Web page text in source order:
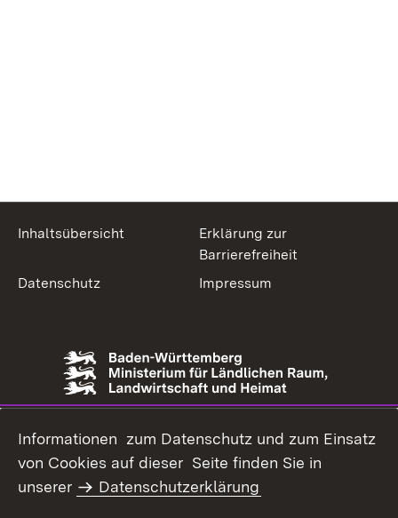
Inhaltsübersicht
Erklärung zur
Barrierefreiheit
Datenschutz
Impressum
Informationen zum Datenschutz und zum Einsatz
von Cookies auf dieser Seite finden Sie in
unserer
Datenschutzerklärung